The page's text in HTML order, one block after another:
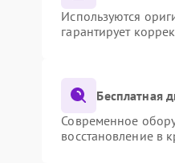
Используются
гарантирует
Бесплатная
Современное
восстановление в